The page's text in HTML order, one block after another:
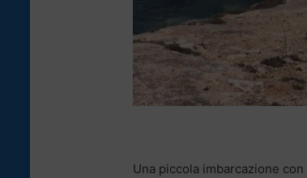
Una piccola imbarcazione con